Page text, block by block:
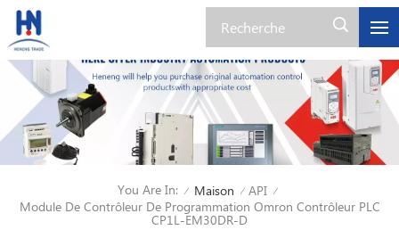
You Are In: / Maison / API /
Module De Contrôleur De Programmation Omron Contrôleur PLC
CP1L-EM30DR-D